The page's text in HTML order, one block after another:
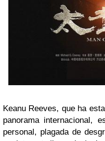
Keanu Reeves, que ha
panorama internacional,
personal, plagada de